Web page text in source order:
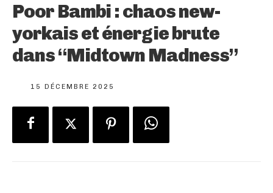
Poor Bambi : chaos new-
yorkais et énergie brute
dans “Midtown Madness”
15 DÉCEMBRE 2025